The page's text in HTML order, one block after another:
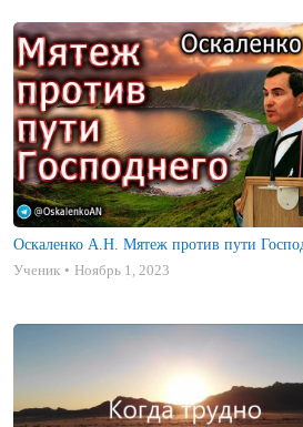
Оскаленко А.Н. Мятеж против пути
Ученик
Ноябрь 1, 2023